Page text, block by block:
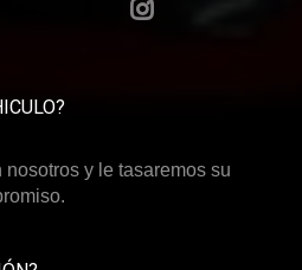
y le tasaremos su